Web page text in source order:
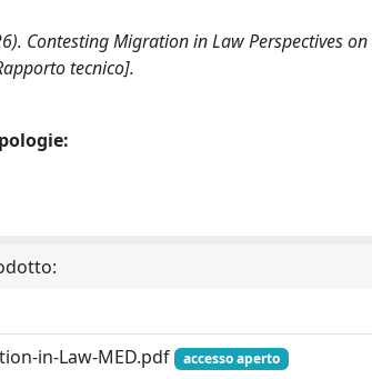
Contesting Migration in Law Perspectives
tecnico].
in-Law-MED.pdf
accesso aperto